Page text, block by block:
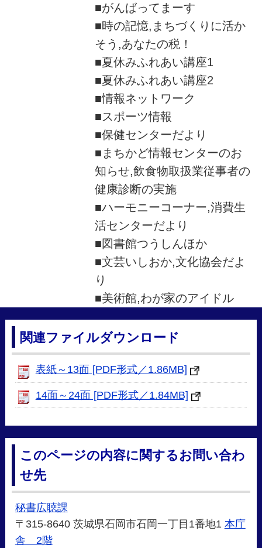
■がんばってまーす
■時の記憶,まちづくりに活か
そう,あなたの税！
■夏休みふれあい講座1
■夏休みふれあい講座2
■情報ネットワーク
■スポーツ情報
■保健センターだより
■まちかど情報センターのお
知らせ,飲食物取扱業従事者の
健康診断の実施
■ハーモニーコーナー,消費生
活センターだより
■図書館つうしんほか
■文芸いしおか,文化協会だよ
り
■美術館,わが家のアイドル
関連ファイルダウンロード
表紙～13面 [PDF形式／1.86MB]
14面～24面 [PDF形式／1.84MB]
このページの内容に関するお問い合わ
せ先
秘書広聴課
〒315-8640 茨城県石岡市石岡一丁目1番地1 本庁
舎 2階